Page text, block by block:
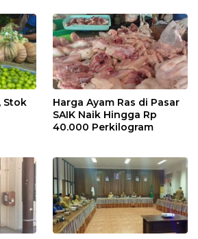
Stok
Harga Ayam Ras di Pasar
SAIK Naik Hingga Rp
40.000 Perkilogram